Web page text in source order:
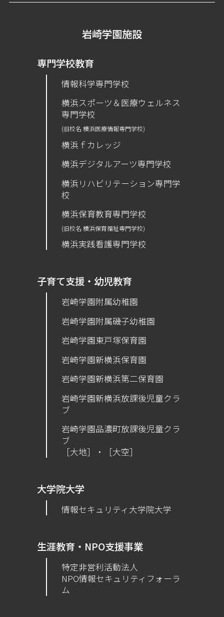
岩崎学園施設
専門学校教育
情報科学専門学校
横浜スポーツ＆医療ウェルネス
専門学校
(旧校名 横浜医療情報専門学校)
横浜ｆカレッジ
横浜デジタルアーツ専門学校
横浜リハビリテーション専門学
校
横浜保育教育専門学校
(旧校名 横浜保育福祉専門学校)
横浜実践看護専門学校
子育て支援・幼児教育
岩崎学園附属幼稚園
岩崎学園附属磯子幼稚園
岩崎学園東戸塚保育園
岩崎学園新横浜保育園
​岩崎学園新横浜第二保育園
岩崎学園新横浜放課後児童クラ
ブ
岩崎学園品濃町放課後児童クラ
ブ
［大地］・［大空］
大学院大学
情報セキュリティ大学院大学
生涯教育・NPO支援事業
特定非営利活動法人
NPO情報セキュリティフォーラ
ム